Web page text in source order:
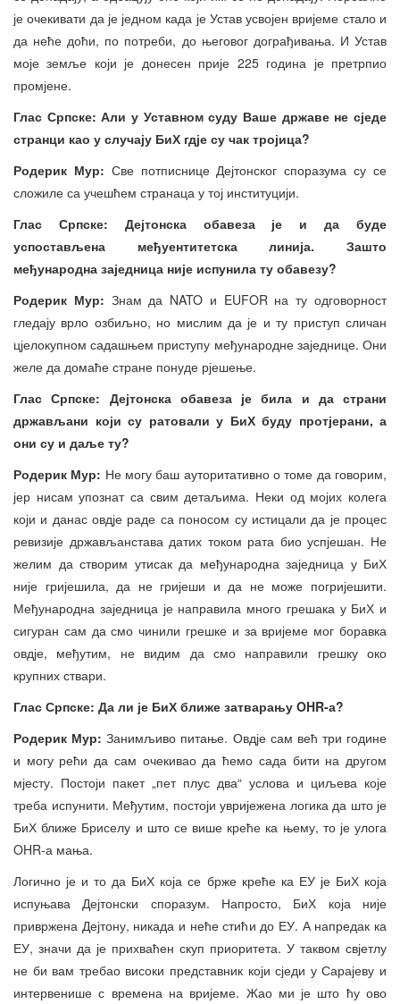
је очекивати да је једном када је Устав усвојен вријеме стало и
да неће доћи, по потреби, до његовог дограђивања. И Устав
моје земље који је донесен прије 225 година је претрпио
промјене.
Глас Српске: Али у Уставном суду Ваше државе не сједе
странци као у случају БиХ гдје су чак тројица?
Родерик Мур: Све потписнице Дејтонског споразума су се
сложиле са учешћем странаца у тој институцији.
Глас Српске: Дејтонска обавеза је и да буде
успостављена међуентитетска линија. Зашто
међународна заједница није испунила ту обавезу?
Родерик Мур: Знам да NATO и EUFOR на ту одговорност
гледају врло озбиљно, но мислим да је и ту приступ сличан
цјелокупном садашњем приступу међународне заједнице. Они
желе да домаће стране понуде рјешење.
Глас Српске: Дејтонска обавеза је била и да страни
држављани који су ратовали у БиХ буду протјерани, а
они су и даље ту?
Родерик Мур: Не могу баш ауторитативно о томе да говорим,
јер нисам упознат са свим детаљима. Неки од мојих колега
који и данас овдје раде са поносом су истицали да је процес
ревизије држављанстава датих током рата био успјешан. Не
желим да створим утисак да међународна заједница у БиХ
није гријешила, да не гријеши и да не може погријешити.
Међународна заједница је направила много грешака у БиХ и
сигуран сам да смо чинили грешке и за вријеме мог боравка
овдје, међутим, не видим да смо направили грешку око
крупних ствари.
Глас Српске: Да ли је БиХ ближе затварању OHR-а?
Родерик Мур: Занимљиво питање. Овдје сам већ три године
и могу рећи да сам очекивао да ћемо сада бити на другом
мјесту. Постоји пакет „пет плус два“ услова и циљева које
треба испунити. Међутим, постоји увријежена логика да што је
БиХ ближе Бриселу и што се више креће ка њему, то је улога
OHR-а мања.
Логично је и то да БиХ која се брже креће ка ЕУ је БиХ која
испуњава Дејтонски споразум. Напросто, БиХ која није
привржена Дејтону, никада и неће стићи до ЕУ. А напредак ка
ЕУ, значи да је прихваћен скуп приоритета. У таквом свјетлу
не би вам требао високи представник који сједи у Сарајеву и
интервенише с времена на вријеме. Жао ми је што ћу ово